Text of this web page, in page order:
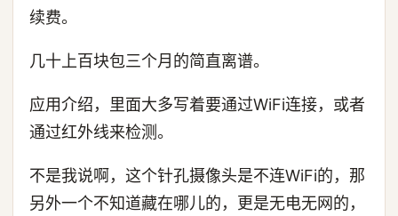
续费。
几十上百块包三个月的简直离谱。
应用介绍，里面大多写着要通过WiFi连接，或者
通过红外线来检测。
不是我说啊，这个针孔摄像头是不连WiFi的，那
另外一个不知道藏在哪儿的，更是无电无网的，